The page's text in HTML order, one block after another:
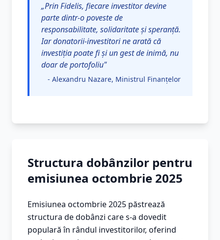
„Prin Fidelis, fiecare investitor devine
parte dintr-o poveste de
responsabilitate, solidaritate și speranță.
Iar donatorii-investitori ne arată că
investiția poate fi și un gest de inimă, nu
doar de portofoliu"
- Alexandru Nazare, Ministrul Finanțelor
Structura dobânzilor pentru
emisiunea octombrie 2025
Emisiunea octombrie 2025 păstrează
structura de dobânzi care s-a dovedit
populară în rândul investitorilor, oferind